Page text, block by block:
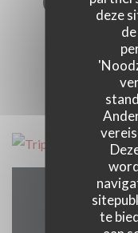
deze
te